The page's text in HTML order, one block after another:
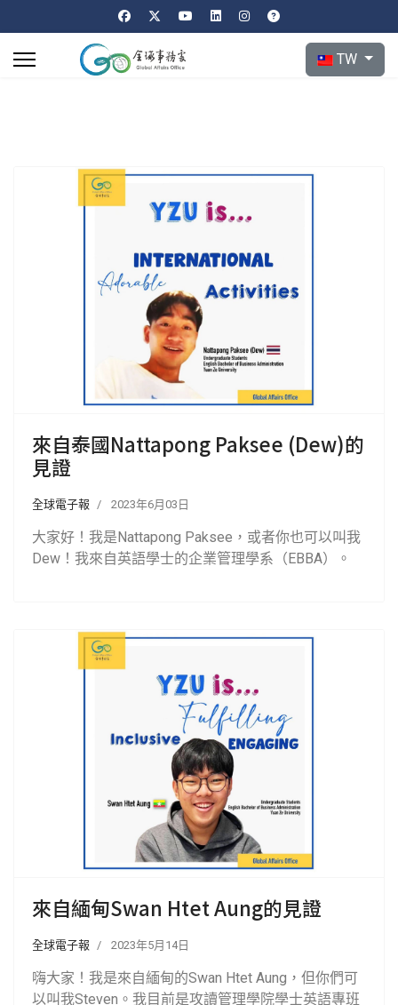
選擇你的語言
TW
來自泰國Nattapong Paksee (Dew)的
見證
全球電子報 2023年6月03日
大家好！我是Nattapong Paksee，或者你也可以叫我
Dew！我來自英語學士的企業管理學系（EBBA）。
來自緬甸Swan Htet Aung的見證
全球電子報 2023年5月14日
嗨大家！我是來自緬甸的Swan Htet Aung，但你們可
以叫我Steven。我目前是攻讀管理學院學士英語專班